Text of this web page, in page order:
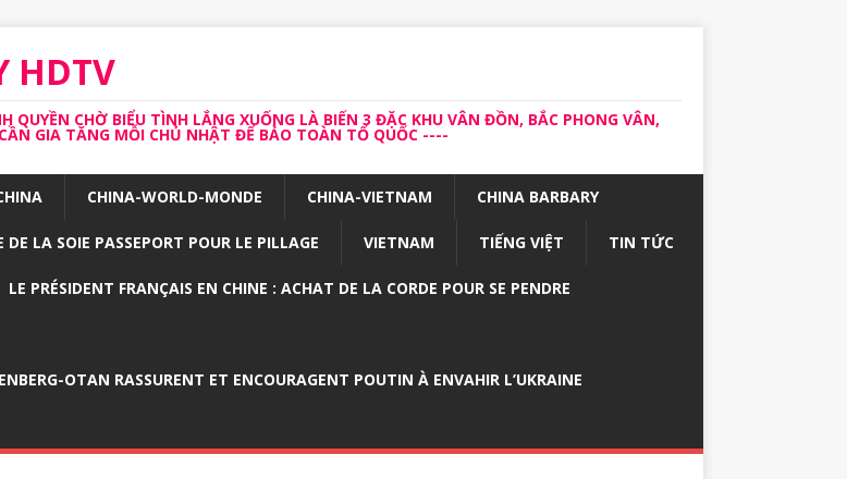
HDTV
CHỜ BIỂU TÌNH LẮNG XUỐNG LÀ BIẾN 3 ĐẶC KHU VÂN ĐỒN, BẮC PHONG VÂN,
GIA TĂNG MỖI CHỦ NHẬT ĐỂ BẢO TOÀN TỔ QUỐC ----
CHINA-WORLD-MONDE CHINA-VIETNAM CHINA BARBARY
LA SOIE PASSEPORT POUR LE PILLAGE VIETNAM TIẾNG VIỆT TIN TỨC
LE PRÉSIDENT FRANÇAIS EN CHINE : ACHAT DE LA CORDE POUR SE PENDRE
OTAN RASSURENT ET ENCOURAGENT POUTIN À ENVAHIR L’UKRAINE